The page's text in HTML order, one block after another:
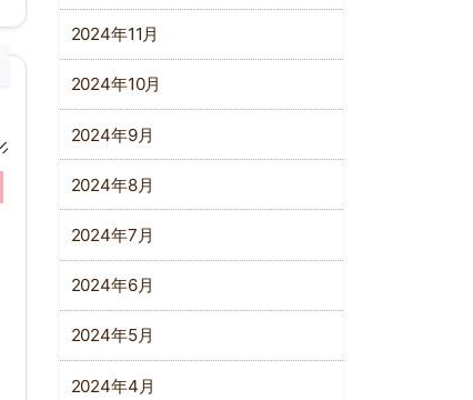
2024年11月
2024年10月
2024年9月
2024年8月
2024年7月
2024年6月
2024年5月
2024年4月